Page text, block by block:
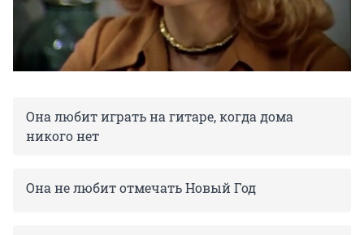
Она любит играть на гитаре, когда дома
никого нет
Она не любит отмечать Новый Год